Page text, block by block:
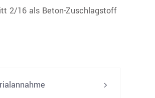
2/16 als Beton-Zuschlagstoff